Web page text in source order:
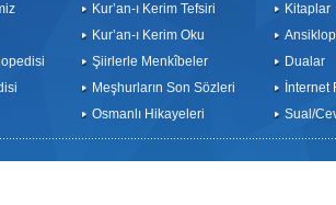
Kur’an-ı Kerim Tefsiri
Kur’an-ı Kerim Oku
Şiirlerle Menkîbeler
Meşhurların Son Sözleri
Osmanlı Hikayeleri
Kitaplar
Dualar
İnternet
Sual/